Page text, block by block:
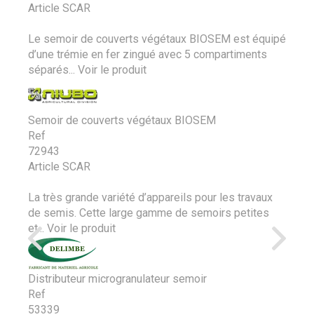
Article SCAR
Le semoir de couverts végétaux BIOSEM est équipé
d’une trémie en fer zingué avec 5 compartiments
séparés...
Voir le produit
Semoir de couverts végétaux BIOSEM
Ref
72943
Article SCAR
La très grande variété d’appareils pour les travaux
de semis. Cette large gamme de semoirs petites
et... Voir le produit
Distributeur microgranulateur semoir
Ref
53339